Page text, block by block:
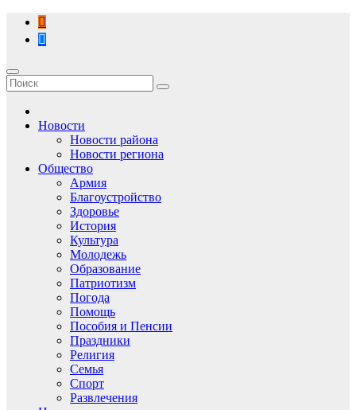
Перейти
содержимому
Новости
Новости района
Новости региона
Общество
Армия
Благоустройство
Здоровье
История
Культура
Молодежь
Образование
Патриотизм
Погода
Помощь
Пособия и Пенсии
Праздники
Религия
Семья
Спорт
Развлечения